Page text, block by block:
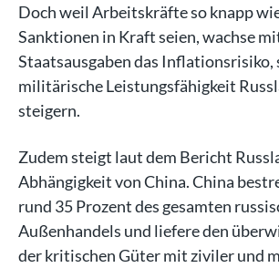
Doch weil Arbeitskräfte so knapp
Sanktionen in Kraft seien, wachse
Staatsausgaben das
militärische Leistungsfähigkeit
steigern.
Zudem steigt laut dem Bericht
Abhängigkeit von China. China
rund 35 Prozent des gesamten
Außenhandels und liefere den
der kritischen Güter mit ziviler und